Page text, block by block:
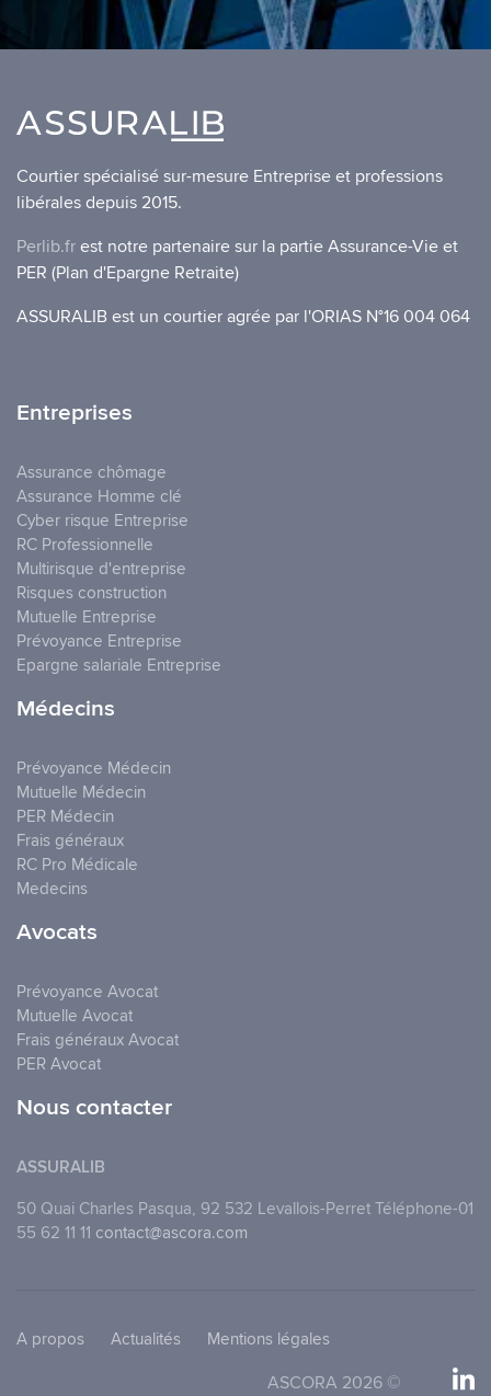
Courtier spécialisé sur-mesure Entreprise et professions
libérales depuis 2015.
Perlib.fr est notre partenaire sur la partie Assurance-Vie et
PER (Plan d'Epargne Retraite)
ASSURALIB est un courtier agrée par l'ORIAS N°16 004 064
Entreprises
Assurance chômage
Assurance Homme clé
Cyber risque Entreprise
RC Professionnelle
Multirisque d'entreprise
Risques construction
Mutuelle Entreprise
Prévoyance Entreprise
Epargne salariale Entreprise
Médecins
Prévoyance Médecin
Mutuelle Médecin
PER Médecin
Frais généraux
RC Pro Médicale
Medecins
Avocats
Prévoyance Avocat
Mutuelle Avocat
Frais généraux Avocat
PER Avocat
Nous contacter
ASSURALIB
50 Quai Charles Pasqua, 92 532 Levallois-Perret Téléphone-01
55 62 11 11 contact@ascora.com
A propos Actualités Mentions légales
ASCORA 2026 ©